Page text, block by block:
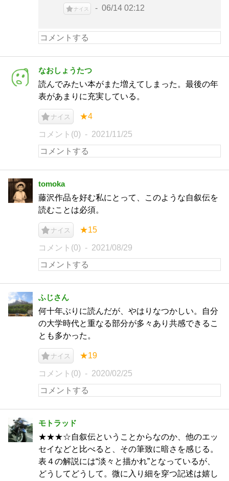
ナイス 06/14 02:12
なおしょうたつ
読んでみたい本がまた増えてしまった。最後の年
表があまりに充実している。
ナイス ★4
コメント(0) 2021/11/25
tomoka
藤沢作品を好む私にとって、このような自叙伝を
読むことは必須。
ナイス ★15
コメント(0) 2021/08/29
ふじさん
何十年ぶりに読んだが、やはりなつかしい。自分
の大学時代と重なる部分が多々あり共感できるこ
とも多かった。
ナイス ★19
コメント(0) 2020/02/25
モトラッド
★★★☆自叙伝ということからなのか、他のエッ
セイなどと比べると、その筆致に暗さを感じる。
表４の解説には“淡々と描かれ”となっているが、
どうしてどうして。微に入り細を穿つ記述は嬉し